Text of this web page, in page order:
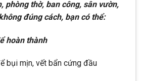
phòng thờ, ban công, sân vườn,
đúng cách, bạn có thể:
hoàn thành
bụi mịn, vết bẩn cứng đầu